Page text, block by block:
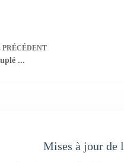
PRÉCÉDENT
...
Mises à jour de